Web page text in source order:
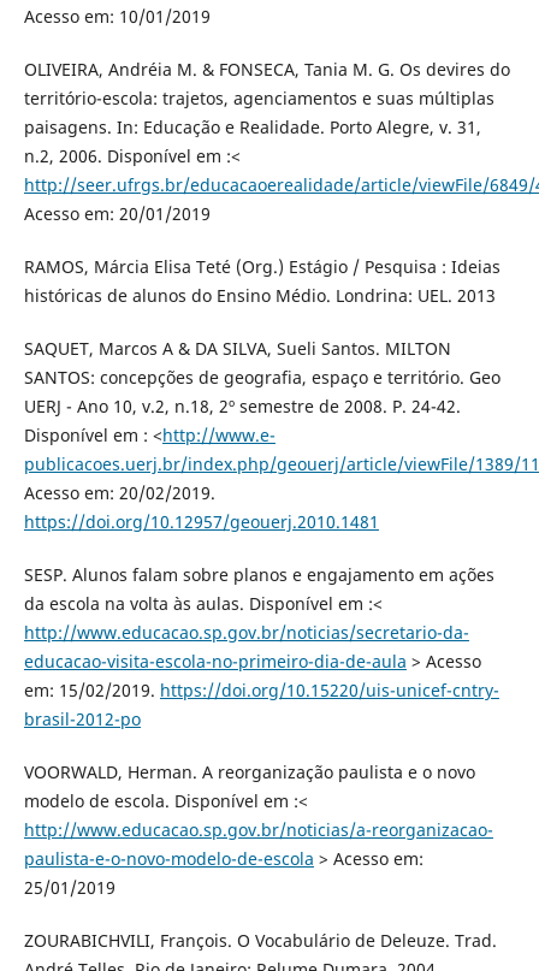
Acesso em: 10/01/2019
OLIVEIRA, Andréia M. & FONSECA, Tania M. G. Os devires do
território-escola: trajetos, agenciamentos e suas múltiplas
paisagens. In: Educação e Realidade. Porto Alegre, v. 31,
n.2, 2006. Disponível em :<
http://seer.ufrgs.br/educacaoerealidade/article/viewFile/6849/
Acesso em: 20/01/2019
RAMOS, Márcia Elisa Teté (Org.) Estágio / Pesquisa : Ideias
históricas de alunos do Ensino Médio. Londrina: UEL. 2013
SAQUET, Marcos A & DA SILVA, Sueli Santos. MILTON
SANTOS: concepções de geografia, espaço e território. Geo
UERJ - Ano 10, v.2, n.18, 2º semestre de 2008. P. 24-42.
Disponível em : <http://www.e-
publicacoes.uerj.br/index.php/geouerj/article/viewFile/1389/
Acesso em: 20/02/2019.
https://doi.org/10.12957/geouerj.2010.1481
SESP. Alunos falam sobre planos e engajamento em ações
da escola na volta às aulas. Disponível em :<
http://www.educacao.sp.gov.br/noticias/secretario-da-
educacao-visita-escola-no-primeiro-dia-de-aula > Acesso
em: 15/02/2019. https://doi.org/10.15220/uis-unicef-cntry-
brasil-2012-po
VOORWALD, Herman. A reorganização paulista e o novo
modelo de escola. Disponível em :<
http://www.educacao.sp.gov.br/noticias/a-reorganizacao-
paulista-e-o-novo-modelo-de-escola > Acesso em:
25/01/2019
ZOURABICHVILI, François. O Vocabulário de Deleuze. Trad.